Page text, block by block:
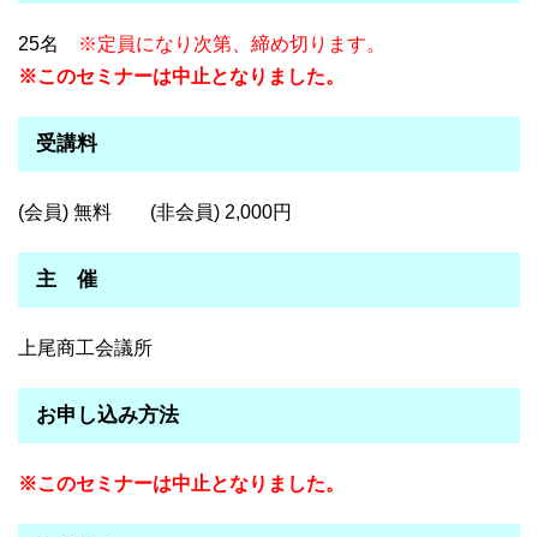
25名
※定員になり次第、締め切ります。
※このセミナーは中止となりました。
受講料
(会員) 無料 (非会員) 2,000円
主 催
上尾商工会議所
お申し込み方法
※このセミナーは中止となりました。